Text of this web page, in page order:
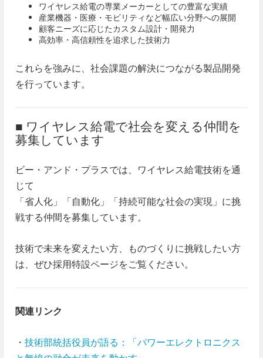
ワイヤレス給電の専業メーカーとしての豊富な実績
産業機器・医療・モビリティなど幅広い分野への展開
顧客ニーズに応じたカスタム設計・開発力
高効率・高信頼性を追求した技術力
これらを強みに、社会課題の解決につながる製品開発
を行っています。
■ ワイヤレス給電で社会を変える仲間を
募集しています
ビー・アンド・プラスでは、ワイヤレス給電技術を通
じて
「省人化」「自動化」「持続可能な社会の実現」に挑
戦する仲間を募集しています。
技術で未来を変えたい方、ものづくりに挑戦したい方
は、ぜひ採用特設ページをご覧ください。
関連リンク
・ 技術部統括役員が語る：「パワーエレクトロニクス